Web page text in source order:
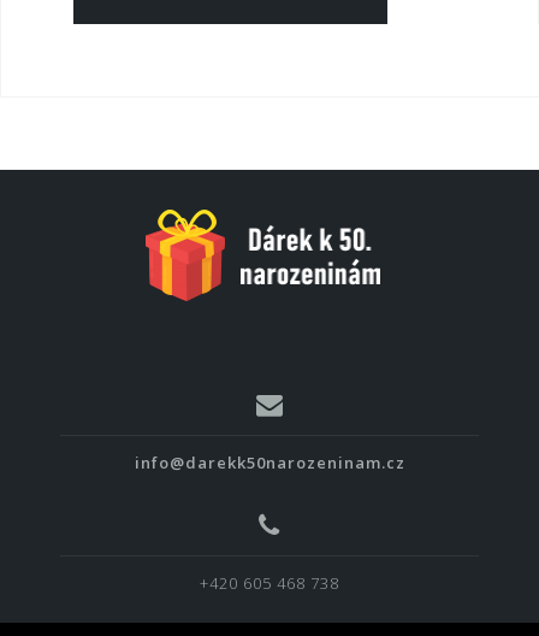
info@darekk50narozeninam.cz
+420 605 468 738